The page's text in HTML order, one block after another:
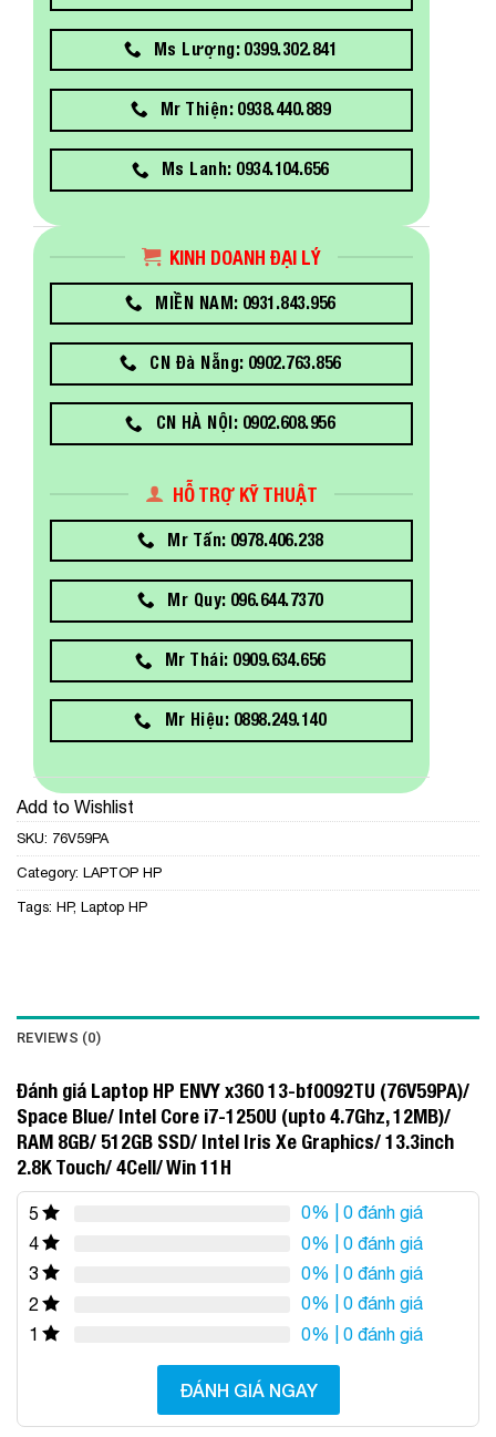
Ms Lượng: 0399.302.841
Mr Thiện: 0938.440.889
Ms Lanh: 0934.104.656
KINH DOANH ĐẠI LÝ
MIỀN NAM: 0931.843.956
CN Đà Nẵng: 0902.763.856
CN HÀ NỘI: 0902.608.956
HỖ TRỢ KỸ THUẬT
Mr Tấn: 0978.406.238
Mr Quy: 096.644.7370
Mr Thái: 0909.634.656
Mr Hiệu: 0898.249.140
Add to Wishlist
SKU: 76V59PA
Category: LAPTOP HP
Tags: HP, Laptop HP
REVIEWS (0)
Đánh giá Laptop HP ENVY x360 13-bf0092TU (76V59PA)/
Space Blue/ Intel Core i7-1250U (upto 4.7Ghz, 12MB)/
RAM 8GB/ 512GB SSD/ Intel Iris Xe Graphics/ 13.3inch
2.8K Touch/ 4Cell/ Win 11H
5 0% | 0 đánh giá
4
0% | 0 đánh giá
3
0% | 0 đánh giá
2
0% | 0 đánh giá
1
0% | 0 đánh giá
ĐÁNH GIÁ NGAY